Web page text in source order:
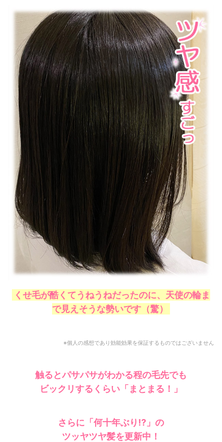
くせ毛が酷くてうねうねだったのに、天使の輪ま
で見えそうな勢いです（驚）
※個人の感想であり効能効果を保証するものではございません
触るとパサパサがわかる程の毛先でも
ビックリするくらい 「まとまる！」
さらに「何十年ぶり!?」の
ツッヤツヤ髪を更新中！